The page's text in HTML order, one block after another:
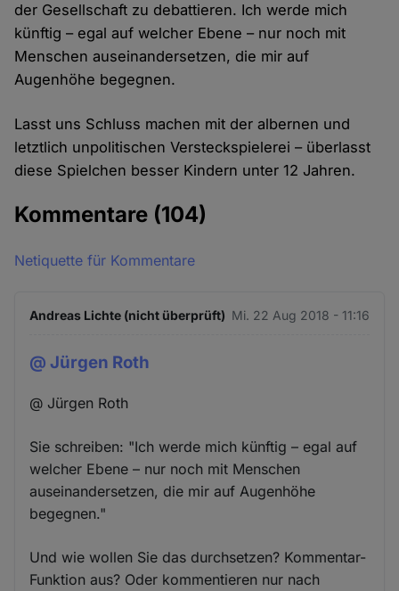
der Gesellschaft zu debattieren. Ich werde mich
künftig – egal auf welcher Ebene – nur noch mit
Menschen auseinandersetzen, die mir auf
Augenhöhe begegnen.
Lasst uns Schluss machen mit der albernen und
letztlich unpolitischen Versteckspielerei – überlasst
diese Spielchen besser Kindern unter 12 Jahren.
Kommentare (104)
Netiquette für Kommentare
Andreas Lichte (nicht überprüft) Mi. 22 Aug 2018 - 11:16
@ Jürgen Roth
@ Jürgen Roth
Sie schreiben: "Ich werde mich künftig – egal auf
welcher Ebene – nur noch mit Menschen
auseinandersetzen, die mir auf Augenhöhe
begegnen."
Und wie wollen Sie das durchsetzen? Kommentar-
Funktion aus? Oder kommentieren nur nach